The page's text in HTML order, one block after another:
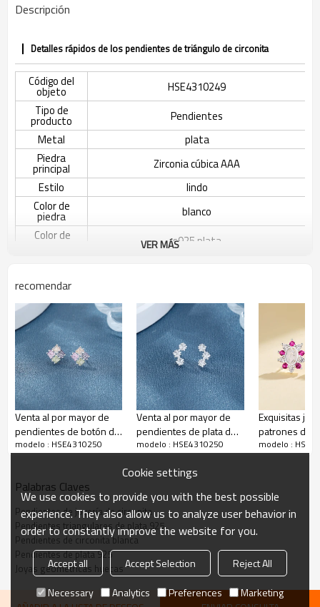
Descripción
Detalles rápidos de los pendientes de triángulo de circonita
Código del
objeto
HSE4310249
Tipo de
producto
Pendientes
Metal
plata
Piedra
principal
Zirconia cúbica AAA
Estilo
lindo
Color de
piedra
blanco
Color de
s925 plata
Detalles rápidos de los pendientes de triángulo de circonita
VER MÁS
recomendar
Venta al por mayor de
pendientes de botón de
plata de ley 925 para
modelo : HSE4310250
Venta al por mayor de
pendientes de plata de
ley 925 para mujer con
modelo : HSE4310250
Exquisitas
patrones de
moradas 925
modelo :
Palabras Claves
Pendientes de joyería de circonita
Pendientes triangulares de plata 925
Pendientes de circonita blanca
Pendientes de plata 925
Joyas geométricas huecas
Cookie settings
We use cookies to provide you with the best possible
experience. They also allow us to analyze user behavior in
order to constantly improve the website for you.
Accept all Accept Selection
Reject All
Necessary
Analytics Preferences Marketing